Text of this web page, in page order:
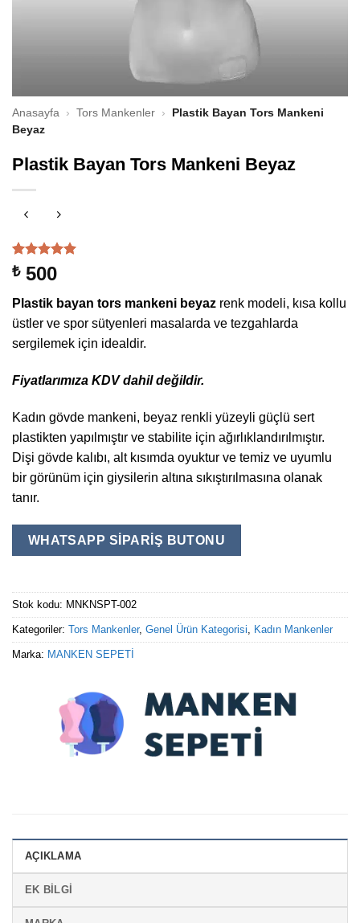
Anasayfa › Tors Mankenler ›
Plastik Bayan Tors Mankeni
Beyaz
Plastik Bayan Tors Mankeni Beyaz
1
müşteri
puanına
5 üzerinden
5puan aldı
₺500
Plastik bayan tors mankeni beyaz renk modeli, kısa kollu
üstler ve spor sütyenleri masalarda ve tezgahlarda
sergilemek için idealdir.
Fiyatlarımıza KDV dahil değildir.
Kadın gövde mankeni, beyaz renkli yüzeyli güçlü sert
plastikten yapılmıştır ve stabilite için ağırlıklandırılmıştır.
Dişi gövde kalıbı, alt kısımda oyuktur ve temiz ve uyumlu
bir görünüm için giysilerin altına sıkıştırılmasına olanak
tanır.
WHATSAPP SIPARIŞ BUTONU
Stok kodu: MNKNSPT-002
Kategoriler: Tors Mankenler, Genel Ürün Kategorisi, Kadın Mankenler
Marka: MANKEN SEPETİ
AÇIKLAMA
EK BILGI